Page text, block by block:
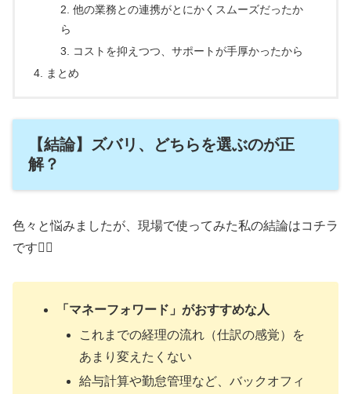
2. 他の業務との連携がとにかくスムーズだったか
ら
3. コストを抑えつつ、サポートが手厚かったから
まとめ
【結論】ズバリ、どちらを選ぶのが正
解？
色々と悩みましたが、現場で使ってみた私の結論はコチラ
です💁‍♀️
「マネーフォワード」がおすすめな人
これまでの経理の流れ（仕訳の感覚）を
あまり変えたくない
給与計算や勤怠管理など、バックオフィ